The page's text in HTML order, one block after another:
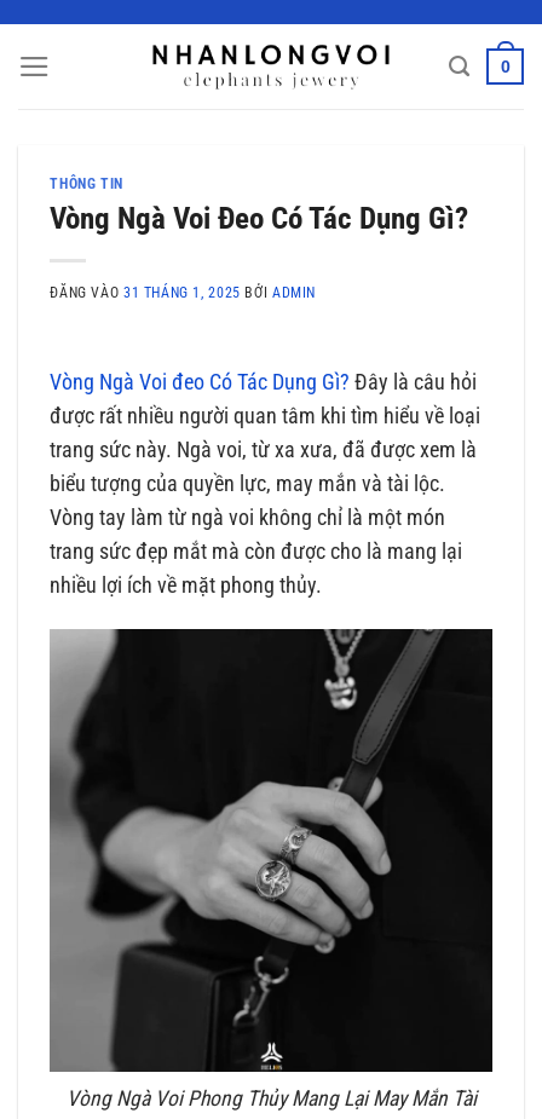
nội
0
THÔNG TIN
Vòng Ngà Voi Đeo Có Tác Dụng Gì?
ĐĂNG VÀO 31 THÁNG 1, 2025 BỞI ADMIN
Vòng Ngà Voi đeo Có Tác Dụng Gì? Đây là câu hỏi
được rất nhiều người quan tâm khi tìm hiểu về loại
trang sức này. Ngà voi, từ xa xưa, đã được xem là
biểu tượng của quyền lực, may mắn và tài lộc.
Vòng tay làm từ ngà voi không chỉ là một món
trang sức đẹp mắt mà còn được cho là mang lại
nhiều lợi ích về mặt phong thủy.
Vòng Ngà Voi Phong Thủy Mang Lại May Mắn Tài